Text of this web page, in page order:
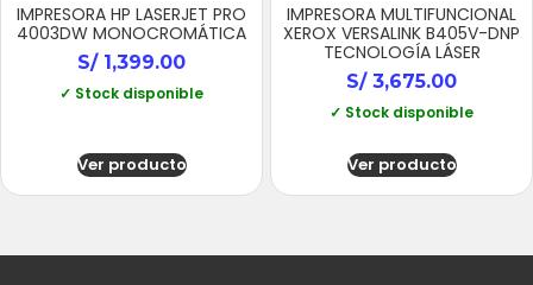
IMPRESORA HP LASERJET PRO
4003DW MONOCROMÁTICA
S/1,399.00
✓ Stock disponible
Ver producto
IMPRESORA MULTIFUNCIONAL
XEROX VERSALINK B405V-DNP
TECNOLOGÍA LÁSER
S/3,675.00
✓ Stock disponible
Ver producto